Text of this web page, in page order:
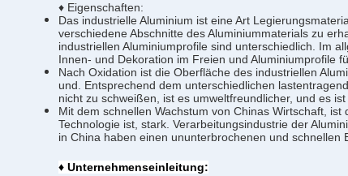
♦ Eigenschaften:
Das industrielle Aluminium ist eine Art
verschiedene Abschnitte des Aluminiummaterials zu
industriellen Aluminiumprofile sind unterschiedlich. Im
Innen- und Dekoration im Freien und Aluminiumprofile
Nach Oxidation ist die Oberfläche des industriellen
und. Entsprechend dem unterschiedlichen
nicht zu schweißen, ist es umweltfreundlicher, und es
Mit dem schnellen Wachstum von Chinas Wirtschaft,
Technologie ist, stark. Verarbeitungsindustrie der
in China haben einen ununterbrochenen und
♦ Unternehmenseinleitung: